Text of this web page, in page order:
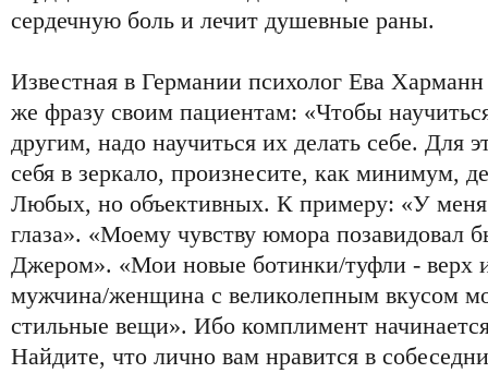
сердечную боль и лечит душевные раны.
Известная в Германии психолог Ева Харманн
же фразу своим пациентам: «Чтобы
другим, надо научиться их делать себе. Для
себя в зеркало, произнесите, как минимум,
Любых, но объективных. К примеру: «У меня
глаза». «Моему чувству юмора
Джером». «Мои новые ботинки/туфли - верх
мужчина/женщина с великолепным вкусом
стильные вещи». Ибо комплимент
Найдите, что лично вам нравится в